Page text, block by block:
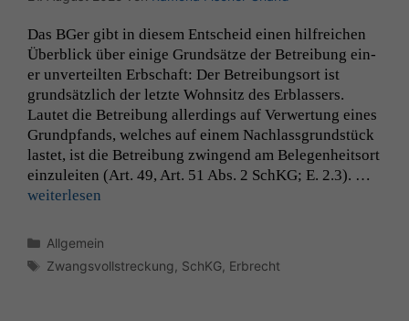
Das BGer gibt in diesem Entscheid einen hil­fre­ichen
Überblick über einige Grund­sätze der Betrei­bung ein­
er unverteil­ten Erb­schaft: Der Betrei­bung­sort ist
grund­sät­zlich der let­zte Wohn­sitz des Erblassers.
Lautet die Betrei­bung allerd­ings auf Ver­w­er­tung eines
Grundp­fands, welch­es auf einem Nach­lass­grund­stück
lastet, ist die Betrei­bung zwin­gend am Bele­gen­heit­sort
einzuleit­en (Art. 49, Art. 51 Abs. 2 SchKG; E. 2.3). …
weit­er­lesen
Kategorien
Allgemein
Schlagwörter
Zwangsvollstreckung SchKG Erbrecht